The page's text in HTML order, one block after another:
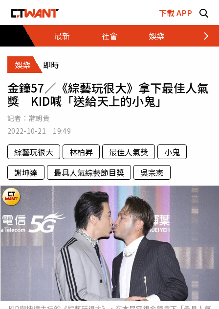
下載 APP
最新
社會 娛樂 財經
娛樂 即時
金鐘57／《綜藝玩很大》拿下最佳人氣
獎 KID喊「送給天上的小鬼」
記者： 常朝貴
2022-10-21 19:49
綜藝玩很大 林柏昇 最佳人氣獎
小鬼
謝坤達
最具人氣綜藝節目獎 吳宗憲